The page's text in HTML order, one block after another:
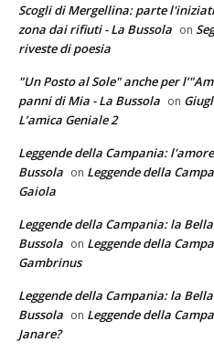
Scogli di Mergellina: parte
zona dai rifiuti - La Bussola on
riveste di poesia
"Un Posto al Sole" anche per
panni di Mia - La Bussola on
L’amica Geniale 2
Leggende della Campania:
Bussola on Leggende della
Gaiola
Leggende della Campania: la
Bussola on Leggende della
Gambrinus
Leggende della Campania: la
Bussola on Leggende della
Janare?